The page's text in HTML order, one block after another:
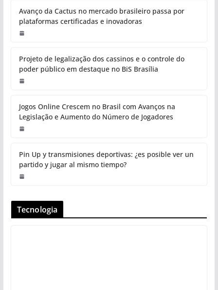
Avanço da Cactus no mercado brasileiro passa por
plataformas certificadas e inovadoras
Projeto de legalização dos cassinos e o controle do
poder público em destaque no BiS Brasília
Jogos Online Crescem no Brasil com Avanços na
Legislação e Aumento do Número de Jogadores
Pin Up y transmisiones deportivas: ¿es posible ver un
partido y jugar al mismo tiempo?
Tecnologia